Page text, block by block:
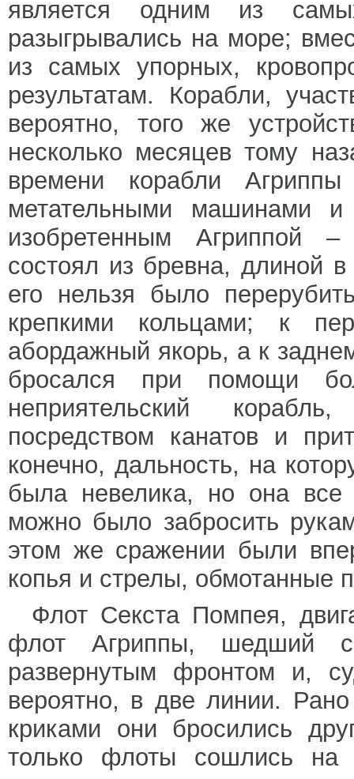
является одним из
разыгрывались на море;
из самых упорных,
результатам. Корабли,
вероятно, того же
несколько месяцев тому
времени корабли
метательными машинами
изобретенным Агриппой
состоял из бревна, длиной
его нельзя было
крепкими кольцами; к
абордажный якорь, а к
бросался при помощи
неприятельский
посредством канатов и
конечно, дальность, на
была невелика, но она
можно было забросить
этом же сражении были
копья и стрелы, обмотанные
Флот Секста Помпея,
флот Агриппы, шедший
развернутым фронтом и,
вероятно, в две линии.
криками они бросились
только флоты сошлись на